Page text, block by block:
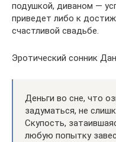
подушкой, диваном —
приведет либо к
счастливой свадьбе.
Эротический сонник
Деньги во сне, что
задуматься, не
Скупость,
любую попытку